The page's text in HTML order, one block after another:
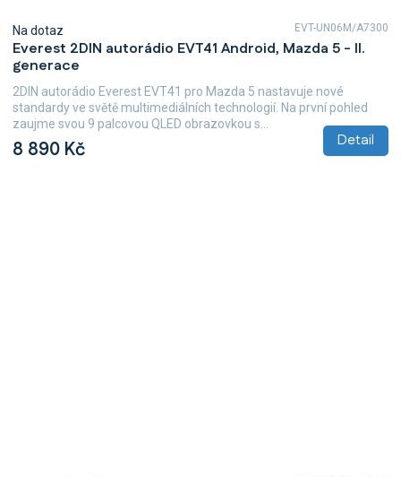
Everest 2DIN autorádio EVT41 Android, Mazda 5 - II.
generace
Na dotaz
8 890 Kč Detail
2DIN autorádio Everest EVT41 pro Mazda 5 nastavuje nové
standardy ve světě multimediálních technologií. Na první pohled
zaujme svou 9 palcovou QLED obrazovkou s...
EVT-UN06M/A7300